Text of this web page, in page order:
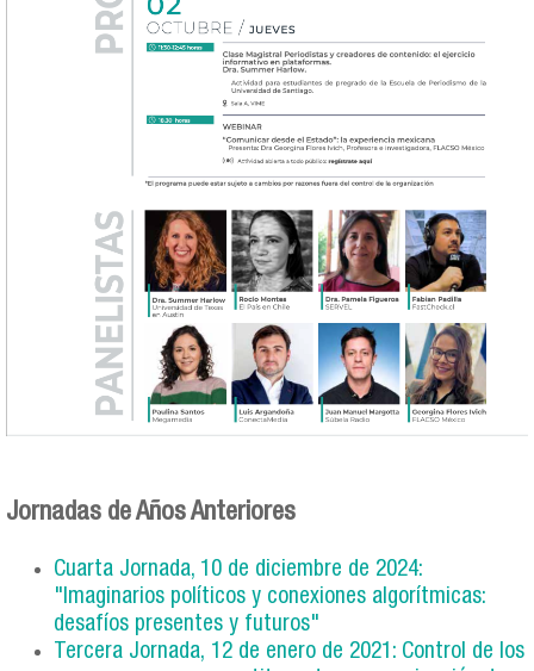
Jornadas de Años Anteriores
Cuarta Jornada, 10 de diciembre de 2024:
"Imaginarios políticos y conexiones algorítmicas:
desafíos presentes y futuros"
Tercera Jornada, 12 de enero de 2021: Control de los